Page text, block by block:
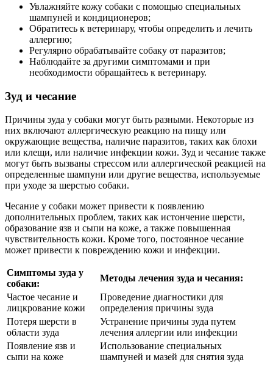
Увлажняйте кожу собаки с помощью специальных
шампуней и кондиционеров;
Обратитесь к ветеринару, чтобы определить и лечить
аллергию;
Регулярно обрабатывайте собаку от паразитов;
Наблюдайте за другими симптомами и при
необходимости обращайтесь к ветеринару.
Зуд и чесание
Причины зуда у собаки могут быть разными. Некоторые из
них включают аллергическую реакцию на пищу или
окружающие вещества, наличие паразитов, таких как блохи
или клещи, или наличие инфекции кожи. Зуд и чесание также
могут быть вызваны стрессом или аллергической реакцией на
определенные шампуни или другие вещества, используемые
при уходе за шерстью собаки.
Чесание у собаки может привести к появлению
дополнительных проблем, таких как истончение шерсти,
образование язв и сыпи на коже, а также повышенная
чувствительность кожи. Кроме того, постоянное чесание
может привести к повреждению кожи и инфекции.
Симптомы зуда у
собаки:
Методы лечения зуда и чесания:
Частое чесание и
лицкрование кожи
Проведение диагностики для
определения причины зуда
Потеря шерсти в
области зуда
Устранение причины зуда путем
лечения аллергии или инфекции
Появление язв и
сыпи на коже
Использование специальных
шампуней и мазей для снятия зуда